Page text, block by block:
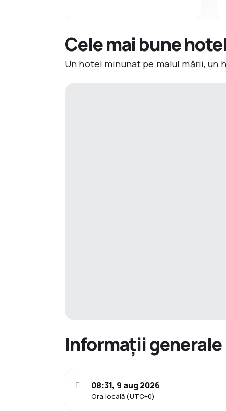
Cele mai bune
Un hotel minunat pe malul mării, un
Informații generale
Ora locală (UTC+0)
08:31, 9 aug 2026